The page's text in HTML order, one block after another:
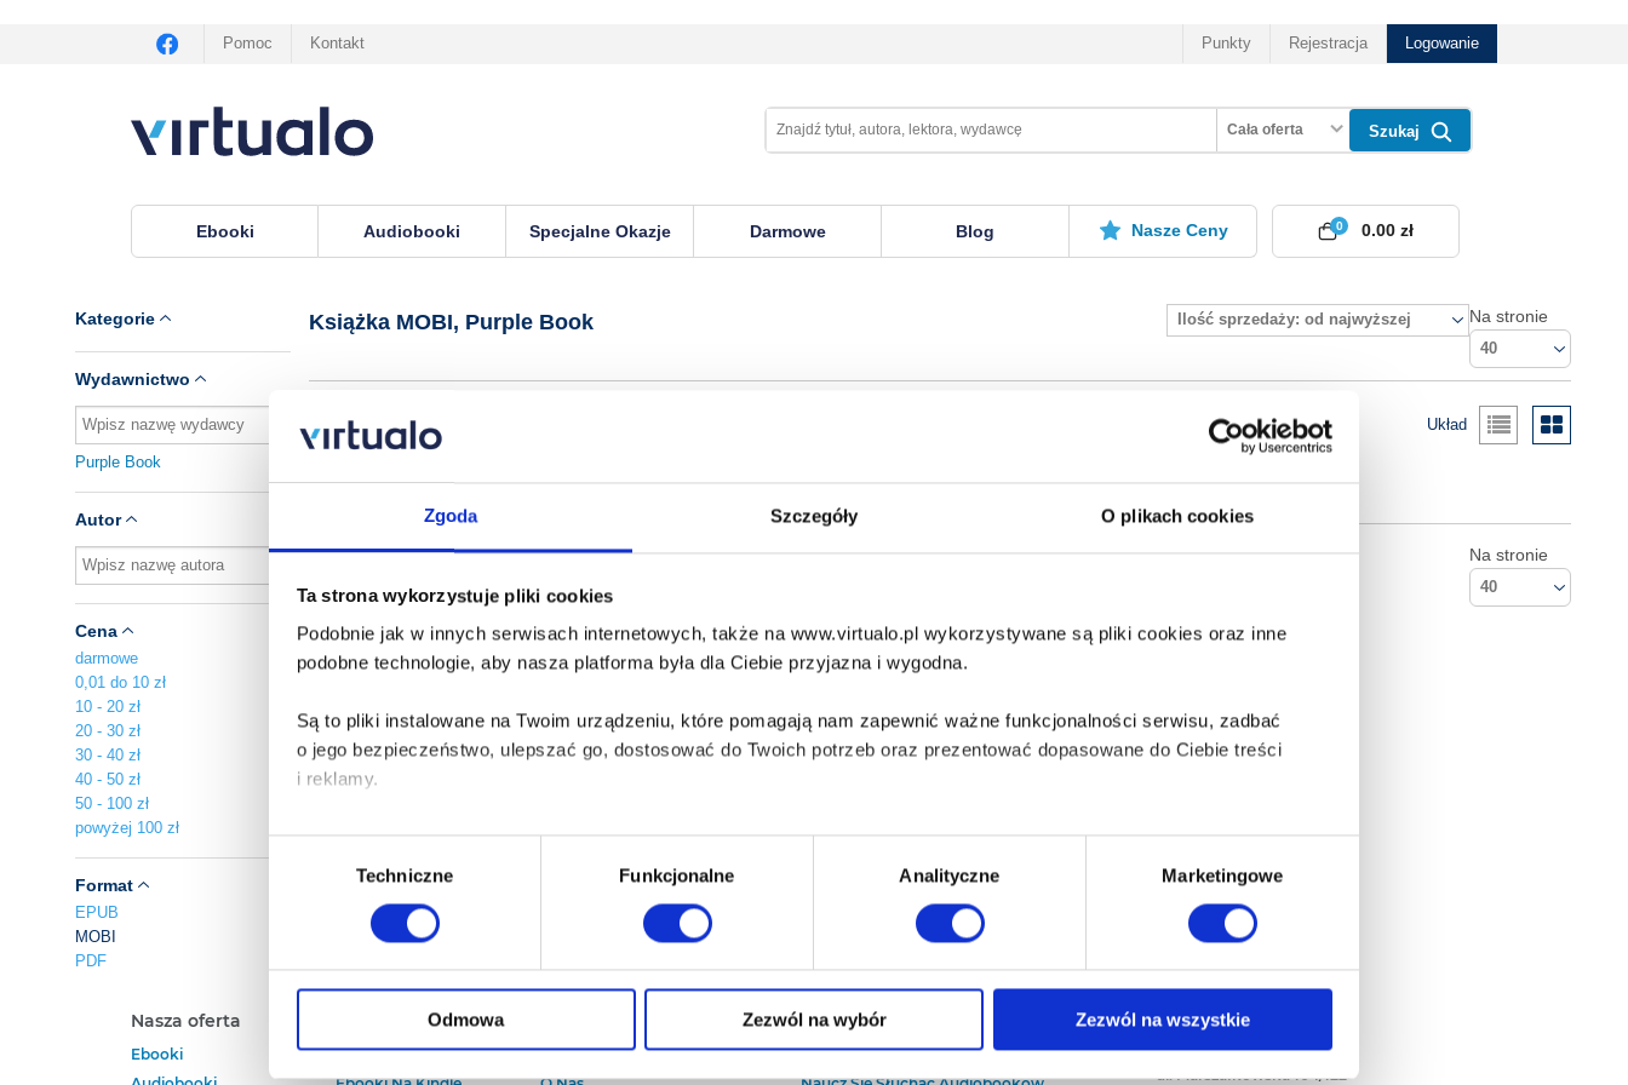
Zgoda Szczegóły O plikach cookies
Ta strona wykorzystuje pliki cookies
Podobnie jak w innych serwisach internetowych, także na www.virtualo.pl wykorzystywane są pliki cookies oraz inne
podobne technologie, aby nasza platforma była dla Ciebie przyjazna i wygodna.
Są to pliki instalowane na Twoim urządzeniu, które pomagają nam zapewnić ważne funkcjonalności serwisu, zadbać
o jego bezpieczeństwo, ulepszać go, dostosować do Twoich potrzeb oraz prezentować dopasowane do Ciebie treści
i reklamy.
Poza plikami, które są nam niezbędne do prawidłowego i bezpiecznego działania serwisu - są także takie, które wymagają
Twojej zgody.
Każda udzielona zgoda poprawi Twoje doświadczenia jeśli jesteś naszym Użytkownikiem.
Techniczne Funkcjonalne Analityczne Marketingowe
Odmowa Zezwól na wybór Zezwól na wszystkie
Pomoc Kontakt Punkty Rejestracja Logowanie
Cała oferta Szukaj
Ebooki Audiobooki Specjalne Okazje Darmowe Blog Nasze Ceny 0
0.00 zł
Kategorie
Wydawnictwo
Purple Book
Autor
Cena
darmowe
0,01 do 10 zł
10 - 20 zł
20 - 30 zł
30 - 40 zł
40 - 50 zł
50 - 100 zł
powyżej 100 zł
Format
EPUB
MOBI
PDF
Książka MOBI, Purple Book Ilość sprzedaży: od najwyższej Na stronie
40
Układ
Brak pozycji.
Na stronie
40
Nasza oferta
Ebooki
Polecamy
Darmowe Ebooki
Kontakt
Baza wiedzy
Który Format Ebooka Wybrać?
Kontakt
Empik S.A
ul. Marszałkowska 104/122